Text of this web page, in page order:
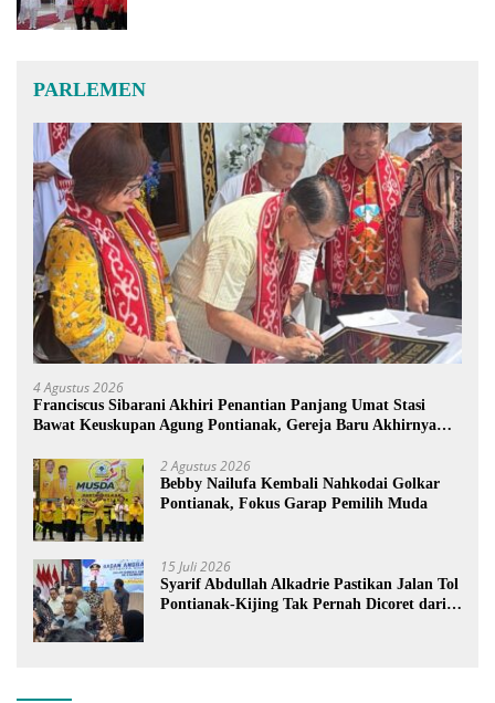
PARLEMEN
4 Agustus 2026
Franciscus Sibarani Akhiri Penantian Panjang Umat Stasi
Bawat Keuskupan Agung Pontianak, Gereja Baru Akhirnya
2 Agustus 2026
Bebby Nailufa Kembali Nahkodai Golkar
Pontianak, Fokus Garap Pemilih Muda
15 Juli 2026
Syarif Abdullah Alkadrie Pastikan Jalan Tol
Pontianak-Kijing Tak Pernah Dicoret dari